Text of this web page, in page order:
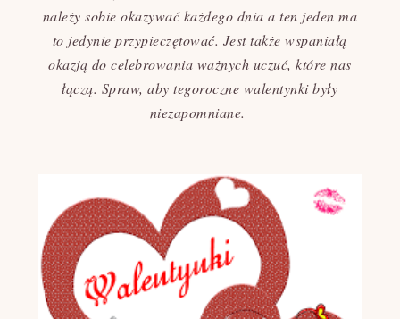
należy sobie okazywać każdego dnia a ten jeden ma
to jedynie przypieczętować. Jest także wspaniałą
okazją do celebrowania ważnych uczuć, które nas
łączą. Spraw, aby tegoroczne walentynki były
niezapomniane.